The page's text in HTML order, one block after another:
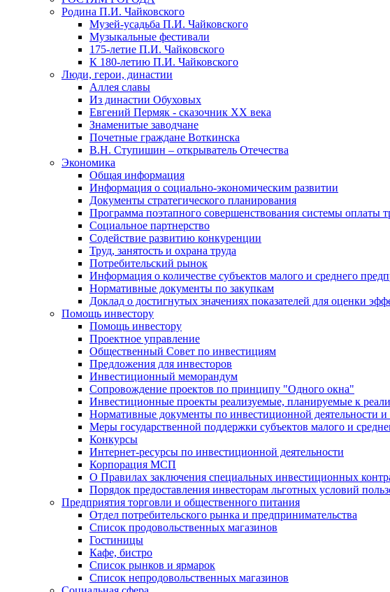
Родина П.И. Чайковского
Музей-усадьба П.И. Чайковского
Музыкальные фестивали
175-летие П.И. Чайковского
К 180-летию П.И. Чайковского
Люди, герои, династии
Аллея славы
Из династии Обуховых
Евгений Пермяк - сказочник XX века
Знаменитые заводчане
Почетные граждане Воткинска
В.Н. Ступишин – открыватель Отечества
Экономика
Общая информация
Информация о социально-экономическим развитии
Документы стратегического планирования
Программа поэтапного совершенствования системы оплаты
Социальное партнерство
Содействие развитию конкуренции
Труд, занятость и охрана труда
Потребительский рынок
Информация о количестве субъектов малого и среднего
Нормативные документы по закупкам
Доклад о достигнутых значениях показателей для оценки
Помощь инвестору
Помощь инвестору
Проектное управление
Общественный Совет по инвестициям
Предложения для инвесторов
Инвестиционный меморандум
Сопровождение проектов по принципу "Oдного окна"
Инвестиционные проекты реализуемые, планируемые к
Нормативные документы по инвестиционной деятельности и
Меры государственной поддержки субъектов малого и
Конкурсы
Интернет-ресурсы по инвестиционной деятельности
Корпорация МСП
О Правилах заключения специальных инвестиционных
Порядок предоставления инвесторам льготных условий
Предприятия торговли и общественного питания
Отдел потребительского рынка и предпринимательства
Список продовольственных магазинов
Гостиницы
Кафе, бистро
Cписок рынков и ярмарок
Список непродовольственных магазинов